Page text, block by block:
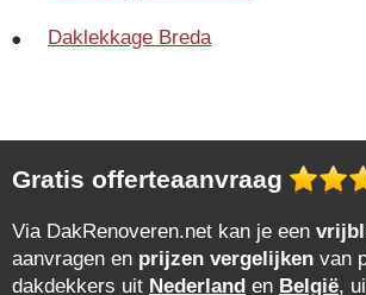
Daklekkage Breda
Gratis offerteaanvraag
Via DakRenoveren.net kan je een
aanvragen en prijzen vergelijken van
dakdekkers uit Nederland en België,